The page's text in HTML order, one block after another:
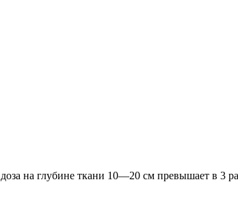
на глубине ткани 10—20 см превышает в 3